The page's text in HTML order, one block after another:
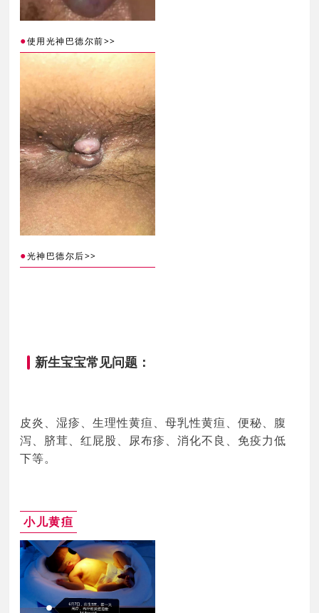
●使用光神巴德尔前>>
●光神巴德尔后>>
新生宝宝常见问题：
皮炎、湿疹、生理性黄疸、母乳性黄疸、便秘、腹
泻、脐茸、红屁股、尿布疹、消化不良、免疫力低
下等。
小儿黄疸